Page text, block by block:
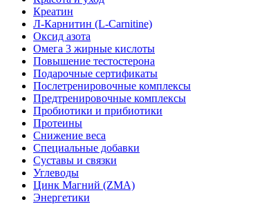
Креатин
Л-Карнитин (L-Сarnitine)
Оксид азота
Омега 3 жирные кислоты
Повышение тестостерона
Подарочные сертификаты
Послетренировочные комплексы
Предтренировочные комплексы
Пробиотики и прибиотики
Протеины
Снижение веса
Специальные добавки
Суставы и связки
Углеводы
Цинк Магний (ZMA)
Энергетики